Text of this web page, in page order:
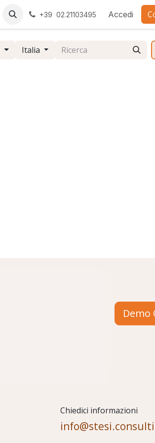
Lavora con noi+39 02.21103495 Accedi
Italia
Demo
Chiedici informazioni